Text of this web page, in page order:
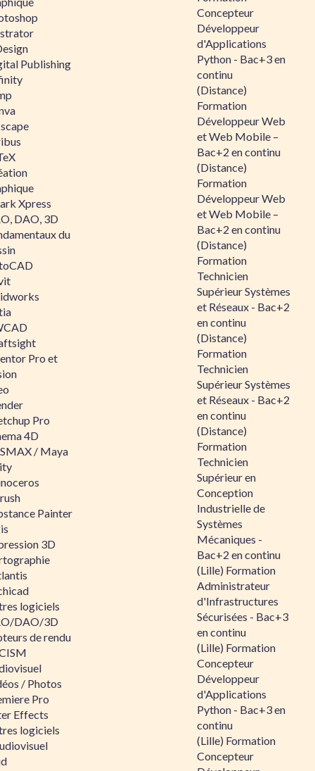
Publishing
Xpress
DAO, 3D
du
Pro et
Pro
4D
/ Maya
Painter
3D
logiciels
DAO/3D
de rendu
/ Photos
Pro
Effects
logiciels
Concepteur
Développeur
d'Applications
Python - Bac+3 en
continu
(Distance)
Formation
Développeur Web
et Web Mobile –
Bac+2 en continu
(Distance)
Formation
Développeur Web
et Web Mobile –
Bac+2 en continu
(Distance)
Formation
Technicien
Supérieur Systèmes
et Réseaux - Bac+2
en continu
(Distance)
Formation
Technicien
Supérieur Systèmes
et Réseaux - Bac+2
en continu
(Distance)
Formation
Technicien
Supérieur en
Conception
Industrielle de
Systèmes
Mécaniques -
Bac+2 en continu
(Lille) Formation
Administrateur
d'Infrastructures
Sécurisées - Bac+3
en continu
(Lille) Formation
Concepteur
Développeur
d'Applications
Python - Bac+3 en
continu
(Lille) Formation
Concepteur